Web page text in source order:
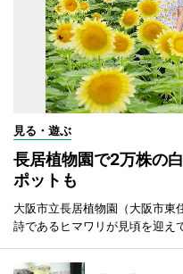
見る・遊ぶ
長居植物園で2万株の
ポットも
大阪市立長居植物園（大阪市東
詩であるヒマワリが見頃を迎え